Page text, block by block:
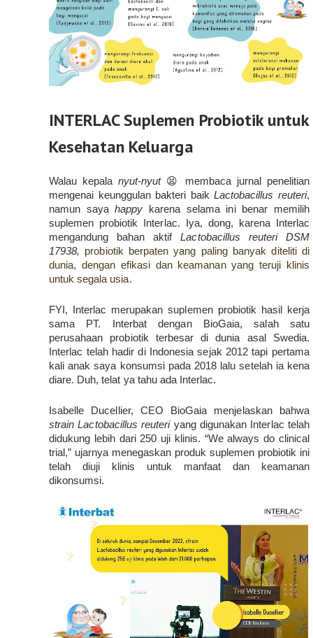
INTERLAC Suplemen Probiotik untuk
Kesehatan Keluarga
Walau kepala nyut-nyut 😫 membaca jurnal penelitian
mengenai keunggulan bakteri baik Lactobacillus reuteri,
namun saya happy karena selama ini benar memilih
suplemen probiotik Interlac. Iya, dong, karena Interlac
mengandung bahan aktif Lactobacillus reuteri DSM
17938, probiotik berpaten yang paling banyak diteliti di
dunia, dengan efikasi dan keamanan yang teruji klinis
untuk segala usia.
FYI, Interlac merupakan suplemen probiotik hasil kerja
sama PT. Interbat dengan BioGaia, salah satu
perusahaan probiotik terbesar di dunia asal Swedia.
Interlac telah hadir di Indonesia sejak 2012 tapi pertama
kali anak saya konsumsi pada 2018 lalu setelah ia kena
diare. Duh, telat ya tahu ada Interlac.
strain Lactobacillus reuteri yang digunakan Interlac telah
didukung lebih dari 250 uji klinis. “We always do clinical
trial,” ujarnya menegaskan produk suplemen probiotik ini
telah diuji klinis untuk manfaat dan keamanan
dikonsumsi.